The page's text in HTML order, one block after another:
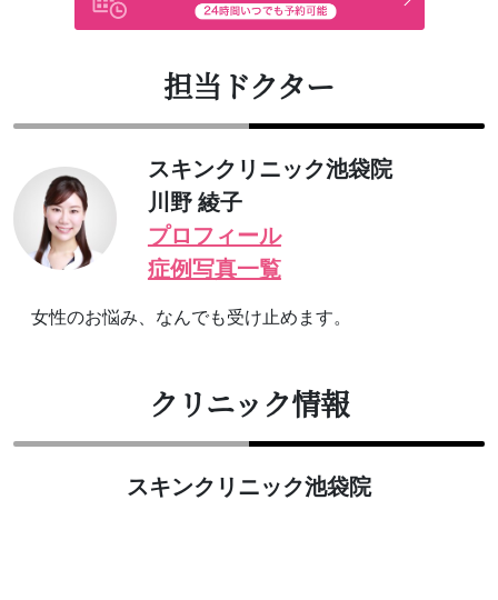
担当ドクター
スキンクリニック池袋院
川野 綾子
プロフィール
症例写真一覧
女性のお悩み、なんでも受け止めます。
クリニック情報
スキンクリニック池袋院